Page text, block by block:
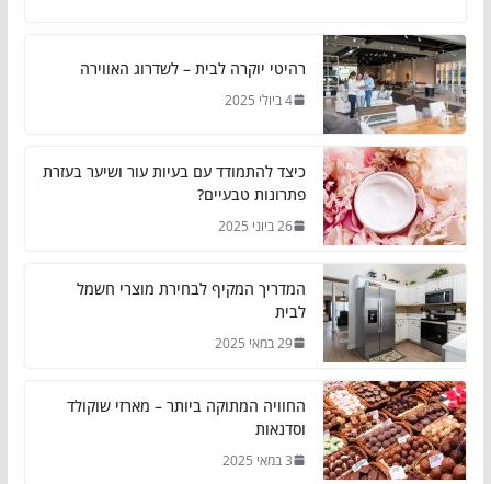
רהיטי יוקרה לבית – לשדרוג האווירה
4 ביולי 2025
כיצד להתמודד עם בעיות עור ושיער בעזרת
פתרונות טבעיים?
26 ביוני 2025
המדריך המקיף לבחירת מוצרי חשמל
לבית
29 במאי 2025
החוויה המתוקה ביותר – מארזי שוקולד
וסדנאות
3 במאי 2025